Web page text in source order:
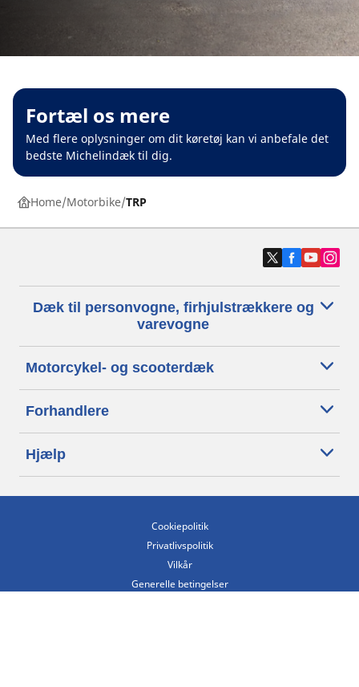
Fortæl os mere
Med flere oplysninger om dit køretøj kan vi anbefale det
bedste Michelindæk til dig.
Home Motorbike TRP
Dæk til personvogne, firhjulstrækkere og
varevogne
Motorcykel- og scooterdæk
Forhandlere
Hjælp
Cookiepolitik
Privatlivspolitik
Vilkår
Generelle betingelser